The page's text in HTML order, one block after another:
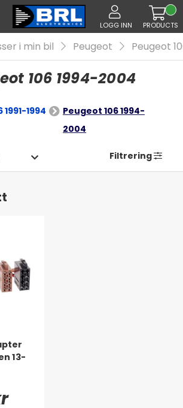
LOGG INN PRODUCTS
i min bil Peugeot Peugeot
106 1994-2004
1994
Peugeot 106 1994-
2004
Filtrering
13-